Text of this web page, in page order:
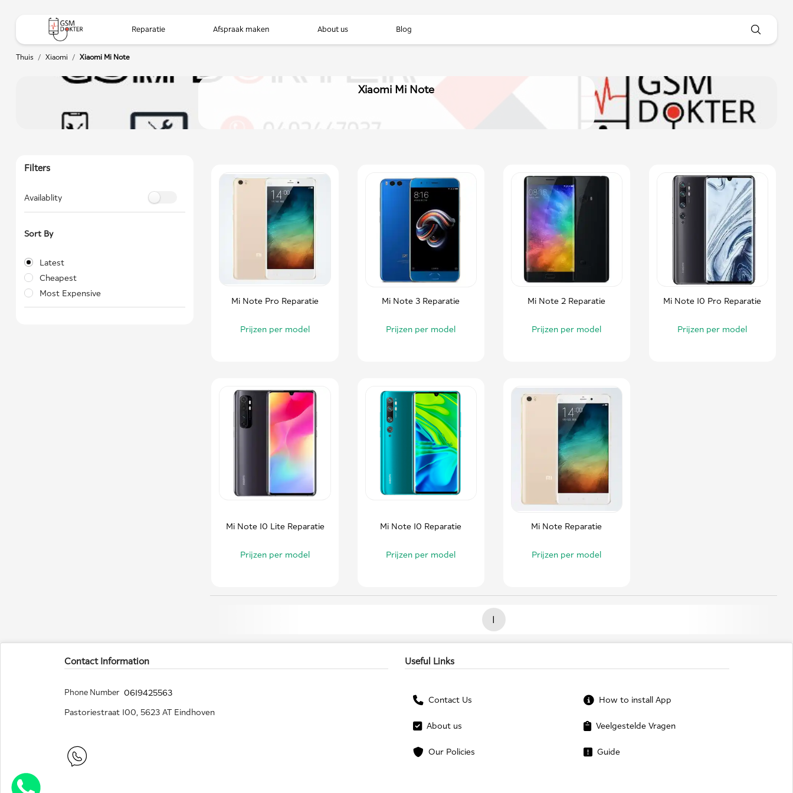
Reparatie Afspraak maken About us Blog
Thuis / Xiaomi / Xiaomi Mi Note
Xiaomi Mi Note
Filters
Availablity
Sort By
Latest
Cheapest
Most Expensive
Mi Note Pro Reparatie
Prijzen per model
Mi Note 3 Reparatie
Prijzen per model
Mi Note 2 Reparatie
Prijzen per model
Mi Note 10 Pro Reparatie
Prijzen per model
Mi Note 10 Lite Reparatie
Prijzen per model
Mi Note 10 Reparatie
Prijzen per model
Mi Note Reparatie
Prijzen per model
1
Contact Information
Phone Number 0619425563
Pastoriestraat 100, 5623 AT Eindhoven
Useful Links
Contact Us
About us
Our Policies
How to install App
Veelgestelde Vragen
Guide